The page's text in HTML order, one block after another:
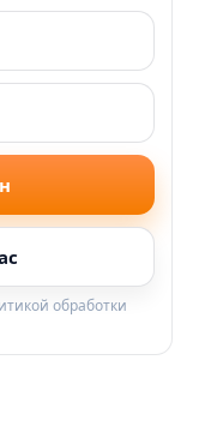
обработки